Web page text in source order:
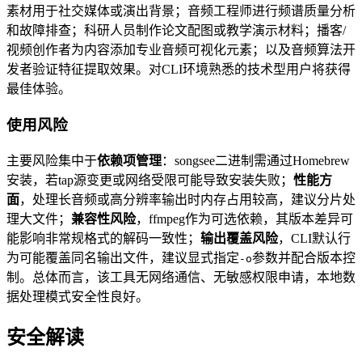
素材用于社交媒体或演出背景；音频工程师进行频谱质量分析
和故障排查；科研人员制作论文配图或教学演示材料；播客/
视频创作者为内容添加专业音频可视化元素；以及音频算法开
发者验证特征提取效果。对CLI环境熟悉的技术型用户将获得
最佳体验。
使用风险
主要风险集中于依赖项管理：songsee二进制需通过Homebrew
安装，若tap源变更或网络受限可能导致安装失败； 性能方
面，处理长音频或高分辨率输出时内存占用较高，建议分片处
理大文件； 兼容性风险，ffmpeg作为可选依赖，其版本差异可
能影响非常规格式的解码一致性； 输出覆盖风险，CLI默认行
为可能覆盖同名输出文件，建议显式指定 -o参数并配合版本控
制。总体而言，该工具无网络通信、无敏感权限申请，本地数
据处理模式安全性良好。
安全解读